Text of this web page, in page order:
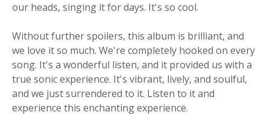
our heads, singing it for days. It's so cool.
Without further spoilers, this album is brilliant, and
we love it so much. We're completely hooked on every
song. It's a wonderful listen, and it provided us with a
true sonic experience. It's vibrant, lively, and soulful,
and we just surrendered to it. Listen to it and
experience this enchanting experience.